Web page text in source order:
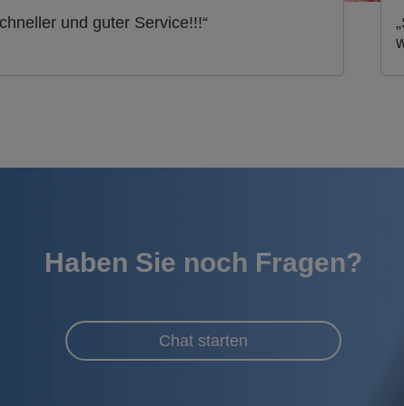
und guter Service!!!“
Haben Sie noch Fragen?
Chat starten